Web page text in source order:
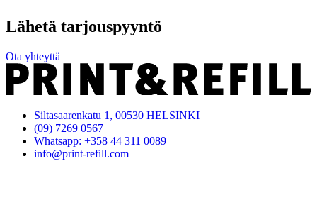
Lähetä tarjouspyyntö
Ota yhteyttä
Siltasaarenkatu 1, 00530 HELSINKI
(09) 7269 0567
Whatsapp: +358 44 311 0089
info@print-refill.com